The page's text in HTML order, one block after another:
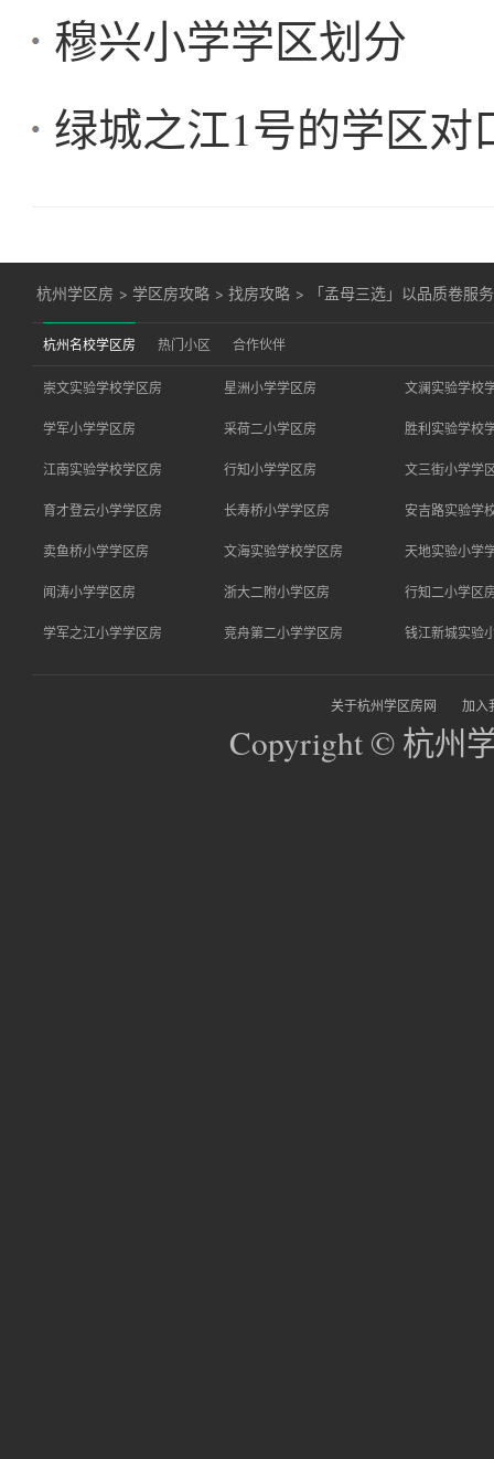
穆兴小学学区划分
绿城之江1号的学区对
杭州学区房 > 学区房攻略 >找房攻略 > 「孟母三选」以品质卷服务
杭州名校学区房 热门小区 合作伙伴
崇文实验学校学区房 星洲小学学区房 文澜实验学校
学军小学学区房 采荷二小学区房 胜利实验学校
江南实验学校学区房 行知小学学区房 文三街小学学
育才登云小学学区房 长寿桥小学学区房 安吉路实验学
卖鱼桥小学学区房 文海实验学校学区房 天地实验小学
闻涛小学学区房 浙大二附小学区房 行知二小学区
学军之江小学学区房 竞舟第二小学学区房 钱江新城实验
关于杭州学区房网 加入
Copyright © 杭州